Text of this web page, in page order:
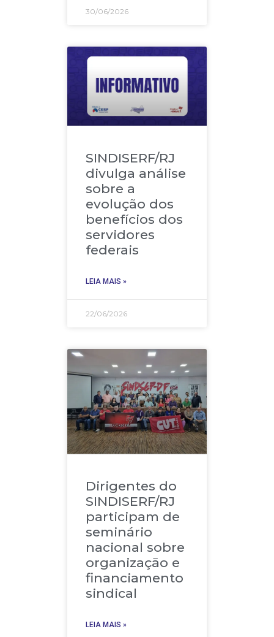
30/06/2026
SINDISERF/RJ
divulga análise
sobre a
evolução dos
benefícios dos
servidores
federais
LEIA MAIS »
22/06/2026
Dirigentes do
SINDISERF/RJ
participam de
seminário
nacional sobre
organização e
financiamento
sindical
LEIA MAIS »